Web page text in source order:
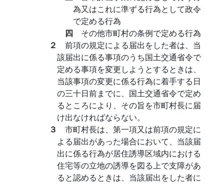
為又はこれに準ずる行為として政令
で定める行為
四 その他市町村の条例で定める行為
２ 前項の規定による届出をした者は、当
該届出に係る事項のうち国土交通省令で
定める事項を変更しようとするときは、
当該事項の変更に係る行為に着手する日
の三十日前までに、国土交通省令で定め
るところにより、その旨を市町村長に届
け出なければならない。
３ 市町村長は、第一項又は前項の規定に
よる届出があった場合において、当該届
出に係る行為が居住誘導区域内における
住宅等の立地の誘導を図る上で支障があ
ると認めるときは、当該届出をした者に